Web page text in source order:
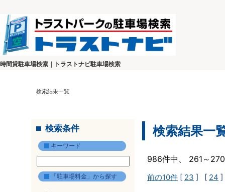
時間貸駐車場検索｜トラストナビ駐車場検索
検索結果一覧
検索条件
キーワード
「駐車場料金」から探す
検索結果一
986件中、 261～
前の10件 [ 23 ] [ 24